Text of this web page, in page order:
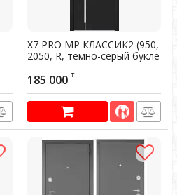
X7 PRO MP КЛАССИК2 (950,
2050, R, темно-серый букле
графит,SP-18N, ПВХ
Бьянко, СК68, хром кругл, Н
185 000 ₸